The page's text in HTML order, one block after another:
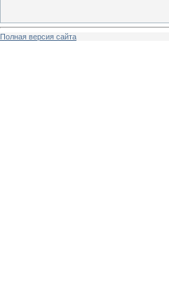
Полная версия сайта